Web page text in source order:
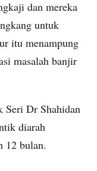
dan mereka
untuk
itu menampung
masalah banjir
Seri Dr Shahidan
diarah
12 bulan.